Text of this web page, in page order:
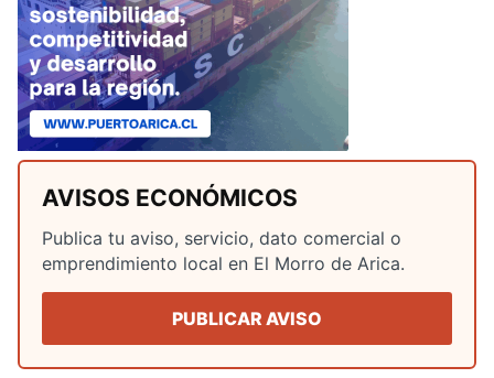
AVISOS ECONÓMICOS
Publica tu aviso, servicio, dato comercial o
emprendimiento local en El Morro de Arica.
PUBLICAR AVISO